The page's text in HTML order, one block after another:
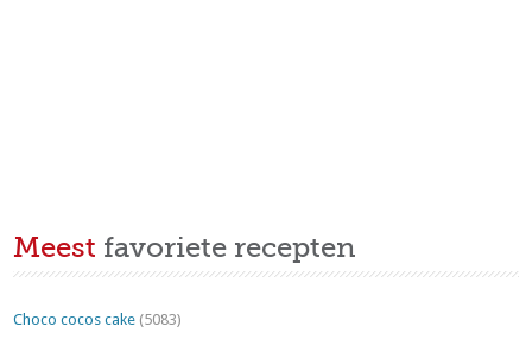
Meest favoriete recepten
Choco cocos cake (5083)